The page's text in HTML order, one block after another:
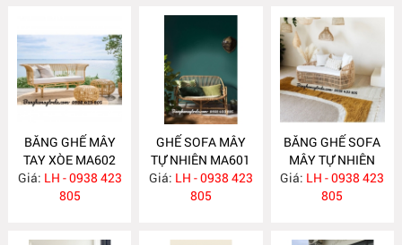
BĂNG GHẾ MÂY
TAY XÒE MA602
Giá: LH - 0938 423
805
GHẾ SOFA MÂY
TỰ NHIÊN MA601
Giá: LH - 0938 423
805
BĂNG GHẾ SOFA
MÂY TỰ NHIÊN
MA597
Giá: LH - 0938 423
805